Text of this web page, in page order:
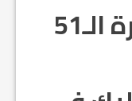
افتتاح أعمال الدورة الـ51